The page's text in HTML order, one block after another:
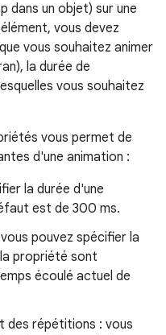
dans un objet) sur une
vous devez
vous souhaitez animer
la durée de
vous souhaitez
vous permet de
d'une animation :
la durée d'une
est de 300 ms.
pouvez spécifier la
propriété sont
écoulé actuel de
des répétitions : vous